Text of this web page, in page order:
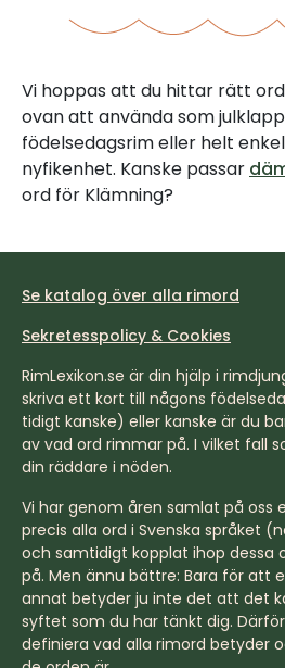
Vi hoppas att du hittar rätt ord
ovan att använda som
födelsedagsrim eller helt
nyfikenhet. Kanske passar
ord för Klämning?
Se katalog över alla rimord
Sekretesspolicy & Cookies
RimLexikon.se är din hjälp i
skriva ett kort till någons
tidigt kanske) eller kanske är du
av vad ord rimmar på. I vilket fall
din räddare i nöden.
Vi har genom åren samlat på oss
precis alla ord i Svenska språket
och samtidigt kopplat ihop dessa
på. Men ännu bättre: Bara för att
annat betyder ju inte det att det
syftet som du har tänkt dig.
definiera vad alla rimord betyder